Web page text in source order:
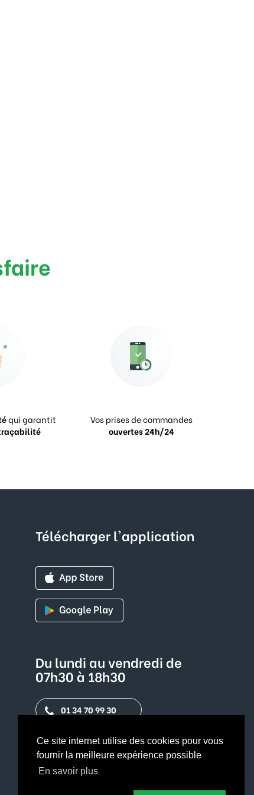
Ce site internet utilise des cookies pour vous
fournir la meilleure expérience possible
En savoir plus
qui garantit
Vos prises de commandes
ouvertes 24h/24
Télécharger l'application
Du lundi au vendredi de
07h30 à 18h30
01 34 70 99 30
Contact par mail